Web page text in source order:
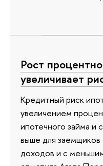
Рост
увеличивает
Кредитный риск
увеличением
ипотечного займа и
выше для
доходов и с